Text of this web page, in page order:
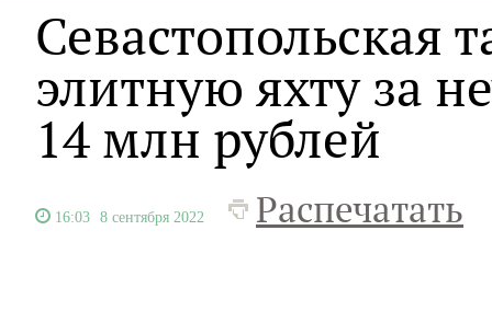
Севастопольская
элитную яхту за
14 млн рублей
16:03 8 сентября 2022 Распечатать